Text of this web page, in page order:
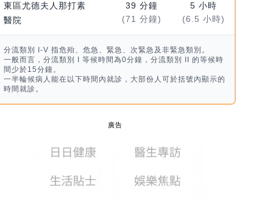
東區尤德夫人那打素
醫院
39 分鐘
(71 分鐘)
5 小時
(6.5 小時)
分流類別 I-V 指危殆、危急、緊急、次緊急及非緊急類別。
一般而言，分流類別 I 等候時間為0分鐘，分流類別 II 的等候時
間少於15分鐘。
一半輪候病人能在以下時間內就診，大部份人可於括號內顯示的
時間就診。
廣告